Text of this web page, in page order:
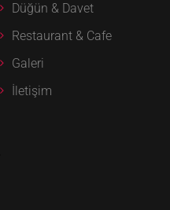
Düğün & Davet
Restaurant & Cafe
Galeri
İletişim